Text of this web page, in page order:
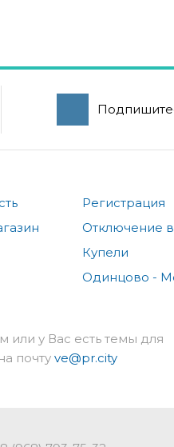
Регистрация
Отключение
Купели
Одинцово -
или у Вас есть темы для
почту ve@pr.city